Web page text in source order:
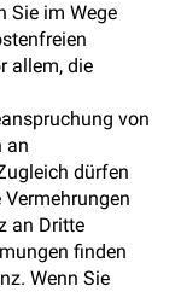
Sie im Wege
allem, die
von
an
dürfen
an Dritte
finden
Wenn Sie